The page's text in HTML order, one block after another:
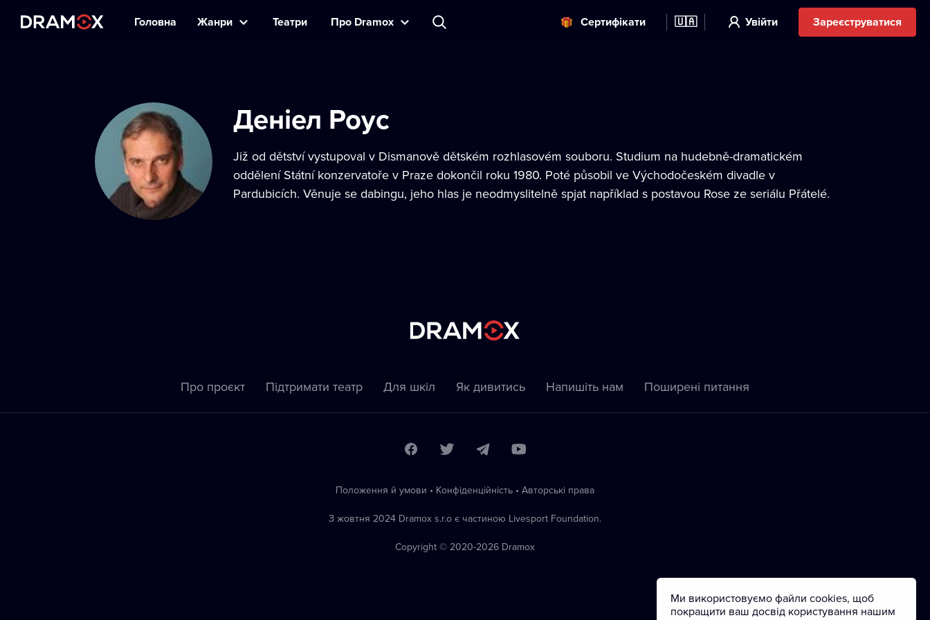
Головна Жанри Театри Прo Dramox Cертифікати 🇺🇦 Увійти Зареєструватися
Деніел Роус
Již od dětství vystupoval v Dismanově dětském rozhlasovém souboru. Studium na hudebně-dramatickém
oddělení Státní konzervatoře v Praze dokončil roku 1980. Poté působil ve Východočeském divadle v
Pardubicích. Věnuje se dabingu, jeho hlas je neodmyslitelně spjat například s postavou Rose ze seriálu Přátelé.
Про проєкт Підтримати театр Для шкіл Як дивитись Напишіть нам Пoширені питання
Положення й умови • Конфіденційність • Автoрські права
З жовтня 2024 Dramox s.r.o є частиною Livesport Foundation.
Copyright © 2020-2026 Dramox
Ми використовуємо файли cookies, щоб
покращити ваш досвід користування нашим